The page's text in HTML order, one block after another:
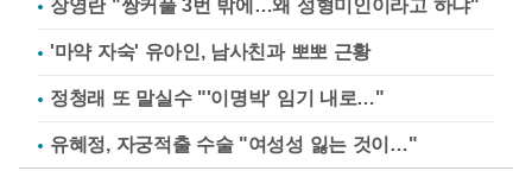
장영란 "쌍커풀 3번 밖에…왜 성형미인이라고 하냐"
'마약 자숙' 유아인, 남사친과 뽀뽀 근황
정청래 또 말실수 "'이명박' 임기 내로…"
유혜정, 자궁적출 수술 "여성성 잃는 것이…"